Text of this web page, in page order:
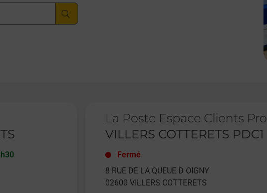
La Poste Espace Clients Pro
VILLERS COTTERETS PDC1
Fermé
8 RUE DE LA QUEUE D OIGNY
02600 VILLERS COTTERETS